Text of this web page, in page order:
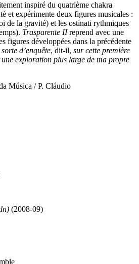
inspiré du quatrième chakra
et expérimente deux figures musicales :
de la gravité) et les ostinati rythmiques
Trasparente IIreprend avec une
figures développées dans la précédente
d’enquête, dit-il, sur cette première
exploration plus large de ma propre
Música / P. Cláudio
(2008-09)